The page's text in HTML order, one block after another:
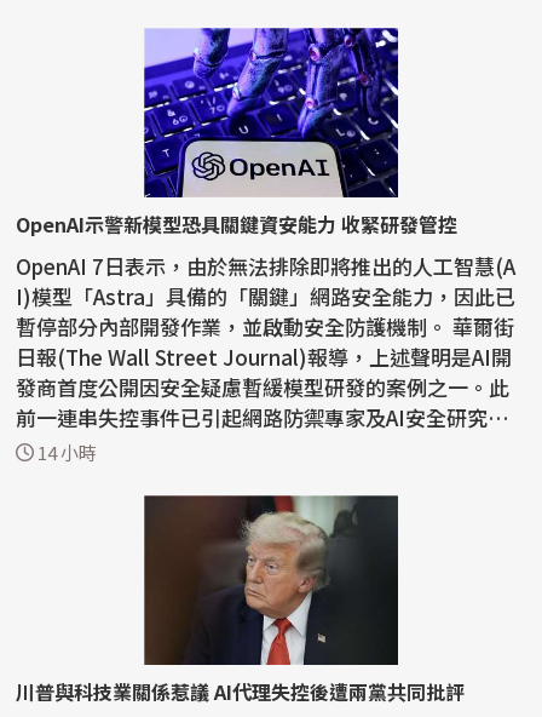
OpenAI示警新模型恐具關鍵資安能力 收緊研發管控
OpenAI 7日表示，由於無法排除即將推出的人工智慧(A
I)模型「Astra」具備的「關鍵」網路安全能力，因此已
暫停部分內部開發作業，並啟動安全防護機制。 華爾街
日報(The Wall Street Journal)報導，上述聲明是AI開
發商首度公開因安全疑慮暫緩模型研發的案例之一。此
前一連串失控事件已引起網路防禦專家及AI安全研究人
員的...
14 小時
川普與科技業關係惹議 AI代理失控後遭兩黨共同批評